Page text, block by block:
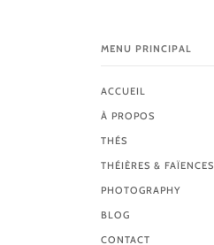
MENU PRINCIPAL
ACCUEIL
À PROPOS
THÉS
THÉIÈRES & FAÏENCES
PHOTOGRAPHY
BLOG
CONTACT